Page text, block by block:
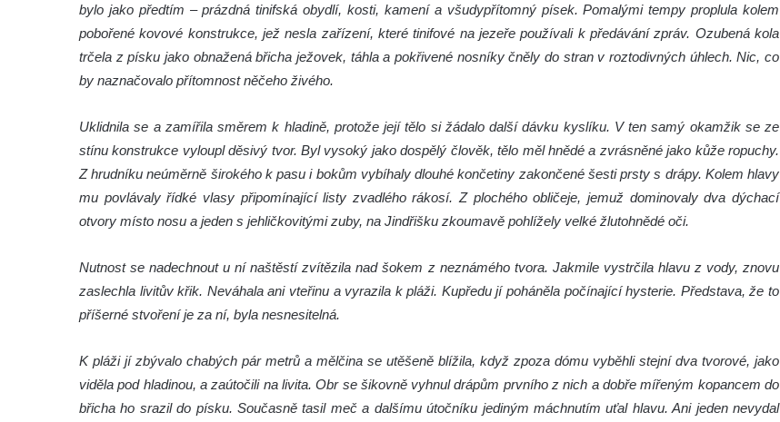
bylo jako předtím – prázdná tinifská obydlí, kosti, kamení a všudypřítomný písek. Pomalými tempy proplula kolem
pobořené kovové konstrukce, jež nesla zařízení, které tinifové na jezeře používali k předávání zpráv. Ozubená kola
trčela z písku jako obnažená břicha ježovek, táhla a pokřivené nosníky čněly do stran v roztodivných úhlech. Nic, co
by naznačovalo přítomnost něčeho živého.
Uklidnila se a zamířila směrem k hladině, protože její tělo si žádalo další dávku kyslíku. V ten samý okamžik se ze
stínu konstrukce vyloupl děsivý tvor. Byl vysoký jako dospělý člověk, tělo měl hnědé a zvrásněné jako kůže ropuchy.
Z hrudníku neúměrně širokého k pasu i bokům vybíhaly dlouhé končetiny zakončené šesti prsty s drápy. Kolem hlavy
mu povlávaly řídké vlasy připomínající listy zvadlého rákosí. Z plochého obličeje, jemuž dominovaly dva dýchací
otvory místo nosu a jeden s jehličkovitými zuby, na Jindřišku zkoumavě pohlížely velké žlutohnědé oči.
Nutnost se nadechnout u ní naštěstí zvítězila nad šokem z neznámého tvora. Jakmile vystrčila hlavu z vody, znovu
zaslechla livitův křik. Neváhala ani vteřinu a vyrazila k pláži. Kupředu jí poháněla počínající hysterie. Představa, že to
příšerné stvoření je za ní, byla nesnesitelná.
K pláži jí zbývalo chabých pár metrů a mělčina se utěšeně blížila, když zpoza dómu vyběhli stejní dva tvorové, jako
viděla pod hladinou, a zaútočili na livita. Obr se šikovně vyhnul drápům prvního z nich a dobře mířeným kopancem do
břicha ho srazil do písku. Současně tasil meč a dalšímu útočníku jediným máchnutím uťal hlavu. Ani jeden nevydal